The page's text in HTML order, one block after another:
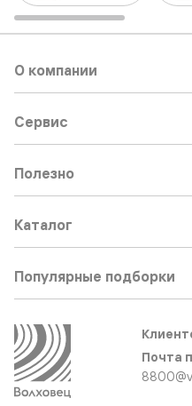
О компании
Сервис
Полезно
Каталог
Популярные подборки
Почта